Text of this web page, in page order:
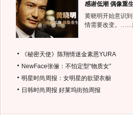
感谢低潮 偶像重
黄晓明开始意识
情需要改变。……
《秘密天使》陈翔情迷金素恩YURA
NewFace张俪：不怕定型“物质女”
明星时尚周报：女明星的欲望衣橱
日韩时尚周报 好莱坞街拍周报